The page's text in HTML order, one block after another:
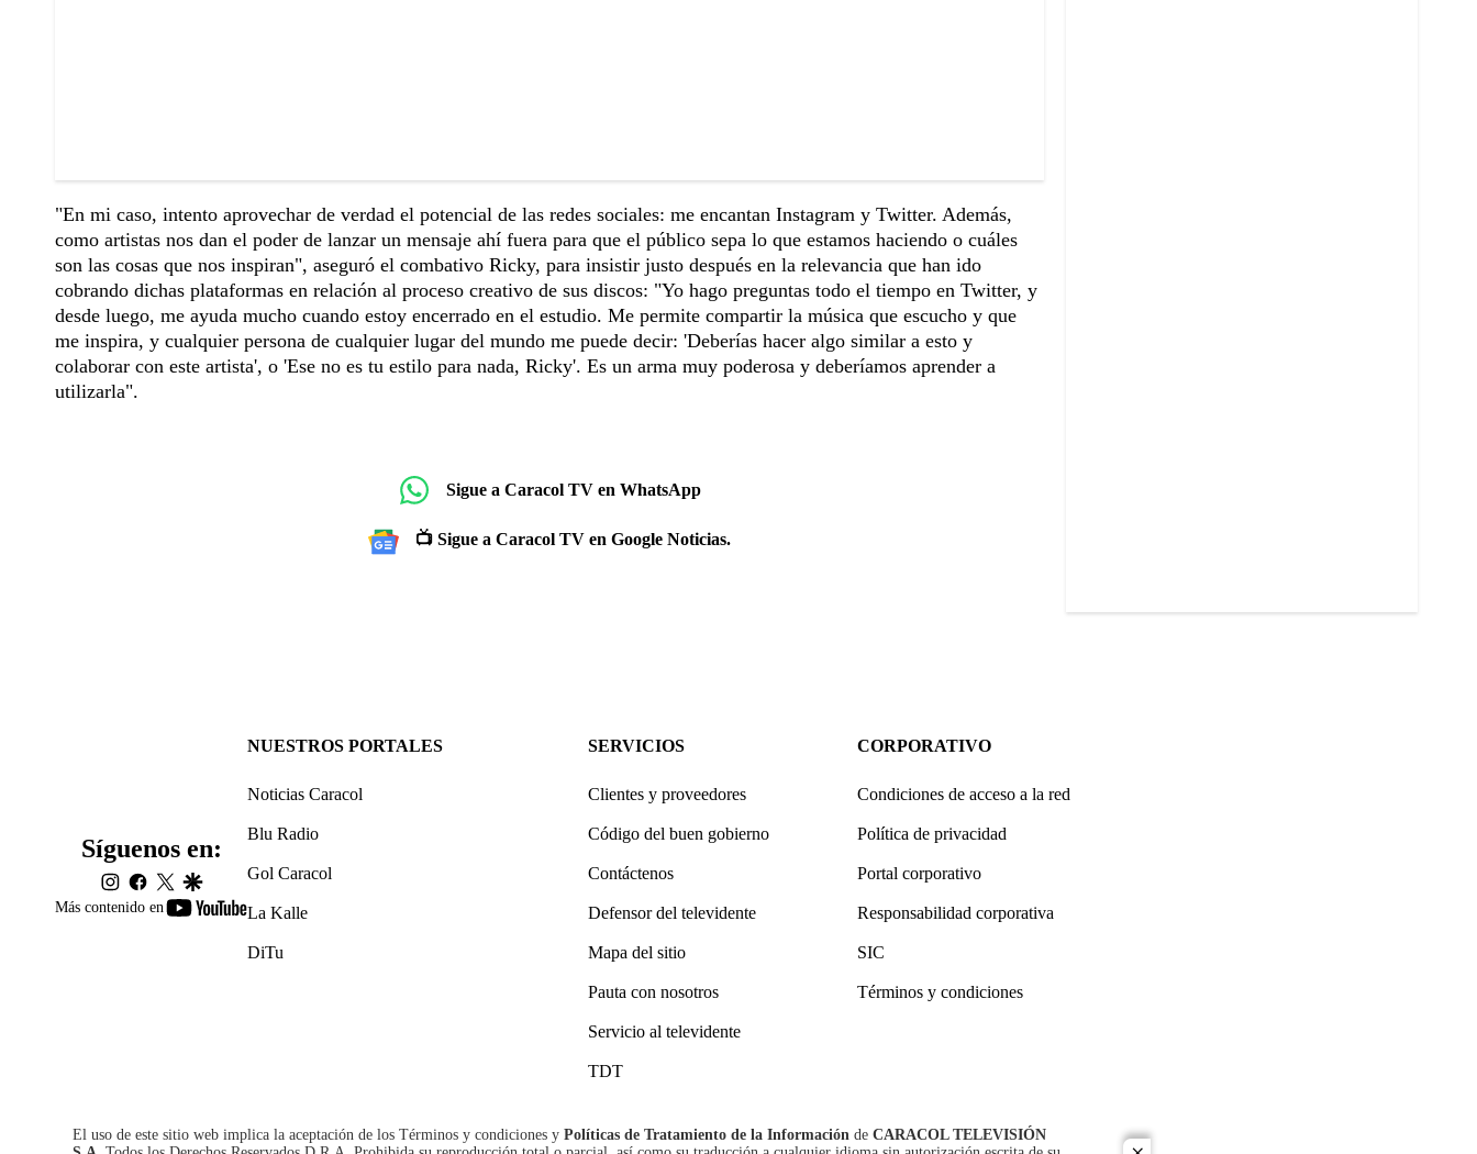
"En mi caso, intento aprovechar de verdad el potencial de las redes sociales: me encantan Instagram y Twitter. Además,
como artistas nos dan el poder de lanzar un mensaje ahí fuera para que el público sepa lo que estamos haciendo o cuáles
son las cosas que nos inspiran", aseguró el combativo Ricky, para insistir justo después en la relevancia que han ido
cobrando dichas plataformas en relación al proceso creativo de sus discos: "Yo hago preguntas todo el tiempo en Twitter, y
desde luego, me ayuda mucho cuando estoy encerrado en el estudio. Me permite compartir la música que escucho y que
me inspira, y cualquier persona de cualquier lugar del mundo me puede decir: 'Deberías hacer algo similar a esto y
colaborar con este artista', o 'Ese no es tu estilo para nada, Ricky'. Es un arma muy poderosa y deberíamos aprender a
utilizarla".
Sigue a Caracol TV en WhatsApp
📺 Sigue a Caracol TV en Google Noticias.
Más contenido en
youtube-
Síguenos en:
instagram
facebook
twittergoogle
NUESTROS PORTALES
Noticias Caracol
Blu Radio
Gol Caracol
La Kalle
DiTu
SERVICIOS
Clientes y proveedores
Código del buen gobierno
Contáctenos
Defensor del televidente
Mapa del sitio
Pauta con nosotros
Servicio al televidente
TDT
CORPORATIVO
Condiciones de acceso a la red
Política de privacidad
Portal corporativo
Responsabilidad corporativa
SIC
Términos y condiciones
El uso de este sitio web implica la aceptación de los Términos y condiciones y Políticas de Tratamiento de la Información de CARACOL TELEVISIÓN